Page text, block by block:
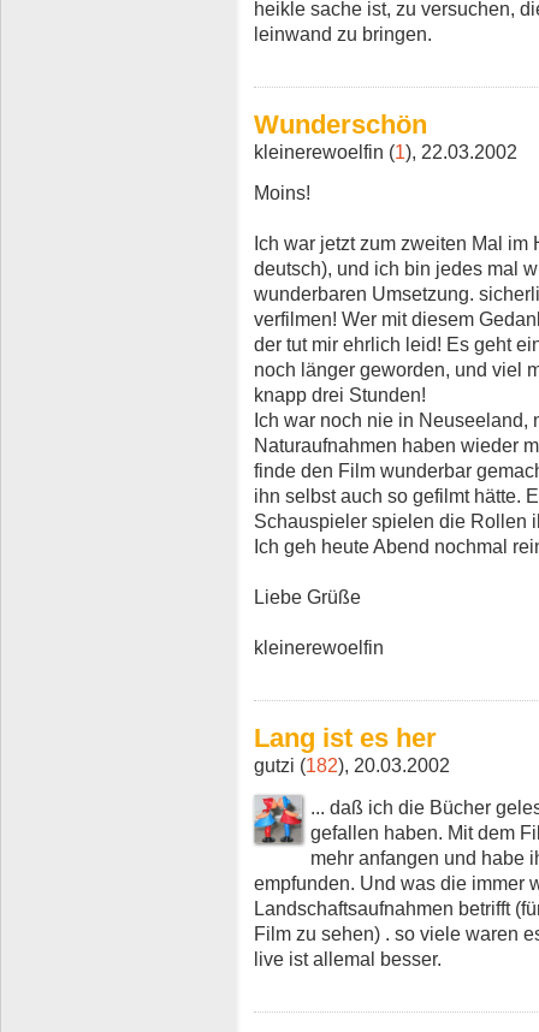
heikle sache ist, zu versuchen,
leinwand zu bringen.
Wunderschön
kleinerewoelfin (1), 22.03.2002
Moins!
Ich war jetzt zum zweiten Mal
deutsch), und ich bin jedes mal
wunderbaren Umsetzung.
verfilmen! Wer mit diesem
der tut mir ehrlich leid! Es geht
noch länger geworden, und viel
knapp drei Stunden!
Ich war noch nie in Neuseeland,
Naturaufnahmen haben wieder
finde den Film wunderbar
ihn selbst auch so gefilmt hätte.
Schauspieler spielen die Rollen
Ich geh heute Abend nochmal
Liebe Grüße
kleinerewoelfin
Lang ist es her
gutzi (182), 20.03.2002
... daß ich die Bücher
gefallen haben. Mit dem
mehr anfangen und habe
empfunden. Und was die immer
Landschaftsaufnahmen betrifft
Film zu sehen) . so viele waren
live ist allemal besser.